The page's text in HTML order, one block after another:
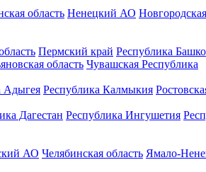
область Ненецкий АО
Пермский край Республика
область Чувашская Республика
Адыгея Республика Калмыкия
Дагестан Республика Ингушетия
АО Челябинская область Ямало-